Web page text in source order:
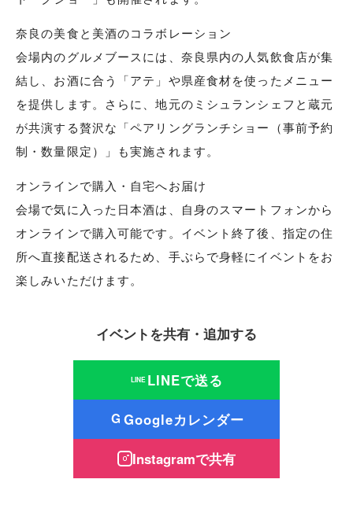
奈良の美食と美酒のコラボレーション
会場内のグルメブースには、奈良県内の人気飲食店が集
結し、お酒に合う「アテ」や県産食材を使ったメニュー
を提供します。さらに、地元のミシュランシェフと蔵元
が共演する贅沢な「ペアリングランチショー（事前予約
制・数量限定）」も実施されます。
オンラインで購入・自宅へお届け
会場で気に入った日本酒は、自身のスマートフォンから
オンラインで購入可能です。イベント終了後、指定の住
所へ直接配送されるため、手ぶらで身軽にイベントをお
楽しみいただけます。
イベントを共有・追加する
LINE LINEで送る
G Googleカレンダー
Instagramで共有